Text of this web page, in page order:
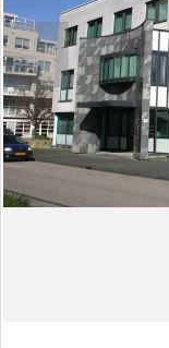
adverteren
Premium
adverteren
Blog
Registreren
Login